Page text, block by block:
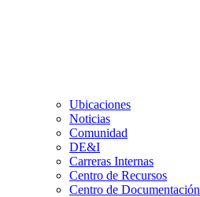
Ubicaciones
Noticias
Comunidad
DE&I
Carreras Internas
Centro de Recursos
Centro de Documentación